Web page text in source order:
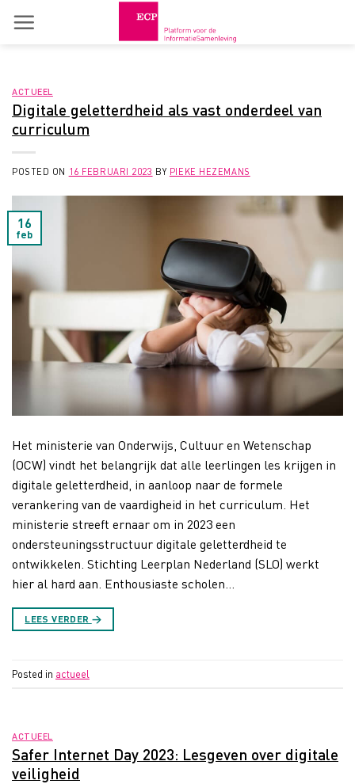
ACTUEEL
Digitale geletterdheid als vast onderdeel van
curriculum
POSTED ON 16 FEBRUARI 2023 BY PIEKE HEZEMANS
16
feb
Het ministerie van Onderwijs, Cultuur en Wetenschap
(OCW) vindt het belangrijk dat alle leerlingen les krijgen in
digitale geletterdheid, in aanloop naar de formele
verankering van de vaardigheid in het curriculum. Het
ministerie streeft ernaar om in 2023 een
ondersteuningsstructuur digitale geletterdheid te
ontwikkelen. Stichting Leerplan Nederland (SLO) werkt
hier al hard aan. Enthousiaste scholen…
LEES VERDER →
Posted in actueel
ACTUEEL
Safer Internet Day 2023: Lesgeven over digitale
veiligheid